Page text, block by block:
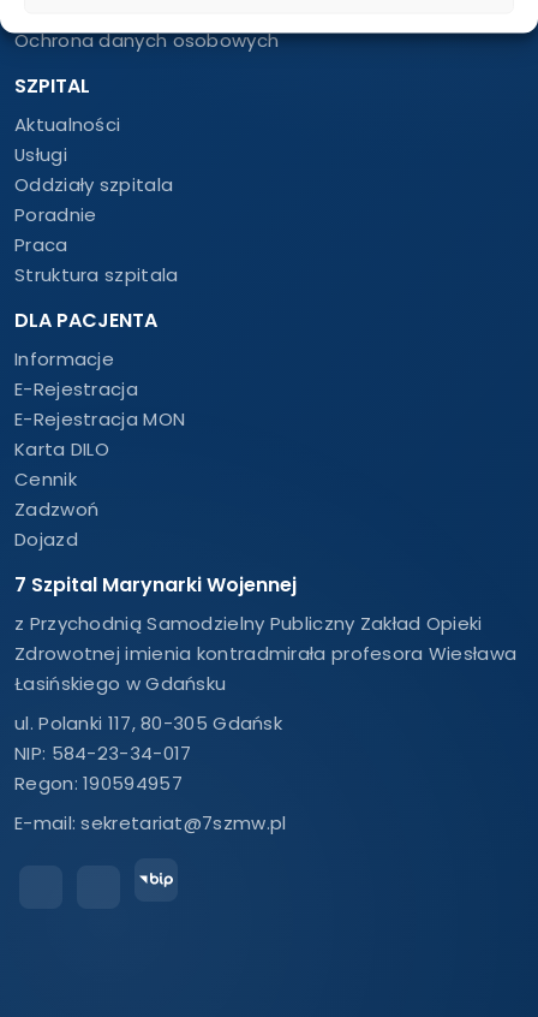
Ochrona danych osobowych
SZPITAL
Aktualności
Usługi
Oddziały szpitala
Poradnie
Praca
Struktura szpitala
DLA PACJENTA
Informacje
E-Rejestracja
E-Rejestracja MON
Karta DILO
Cennik
Zadzwoń
Dojazd
7 Szpital Marynarki Wojennej
z Przychodnią Samodzielny Publiczny Zakład Opieki
Zdrowotnej imienia kontradmirała profesora Wiesława
Łasińskiego w Gdańsku
ul. Polanki 117, 80-305 Gdańsk
NIP: 584-23-34-017
Regon: 190594957
E-mail:sekretariat@7szmw.pl